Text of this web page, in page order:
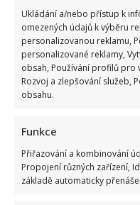
Ukládání a/nebo přístup k
omezených údajů k výběru
personalizovanou reklamu,
personalizované reklamy,
obsah, Používání profilů pro
Rozvoj a zlepšování služeb,
obsahu.
Funkce
Přiřazování a kombinování
Propojení různých zařízení,
základě automaticky